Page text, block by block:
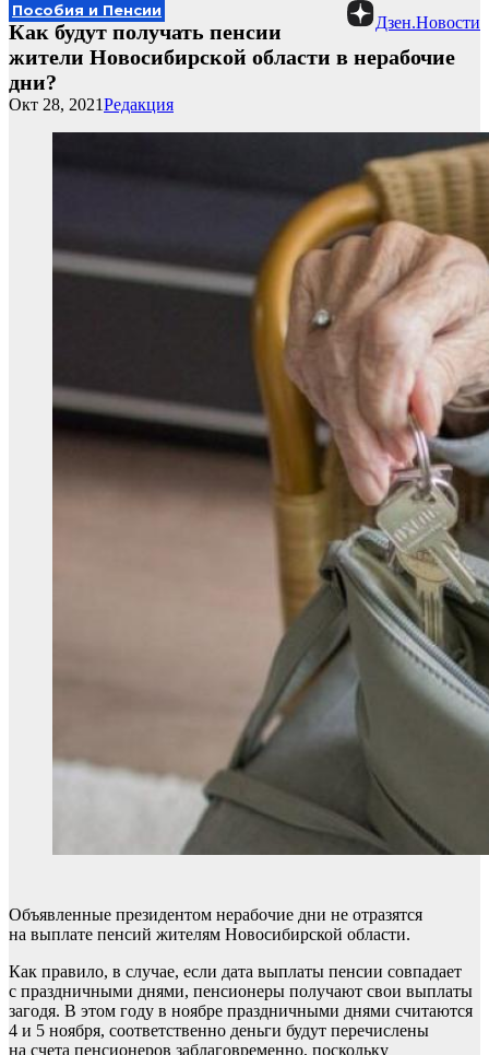
Дзен.Новости
Пособия и Пенсии
Как будут получать пенсии
жители Новосибирской области в нерабочие
дни?
Редакция
Окт 28, 2021
Объявленные президентом нерабочие дни не отразятся
на выплате пенсий жителям Новосибирской области.
Как правило, в случае, если дата выплаты пенсии совпадает
с праздничными днями, пенсионеры получают свои выплаты
загодя. В этом году в ноябре праздничными днями считаются
4 и 5 ноября, соответственно деньги будут перечислены
на счета пенсионеров заблаговременно, поскольку